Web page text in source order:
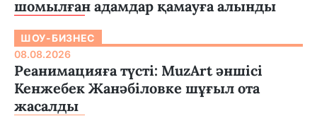
шомылған адамдар қамауға алынды
ШОУ-БИЗНЕС
08.08.2026
Реанимацияға түсті: MuzArt әншісі
Кенжебек Жанәбіловке шұғыл ота
жасалды